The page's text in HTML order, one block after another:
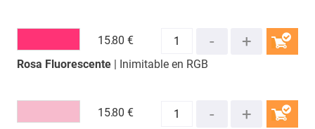
Rosa Fluorescente| Inimitable en RGB
15.80 €
15.80 €